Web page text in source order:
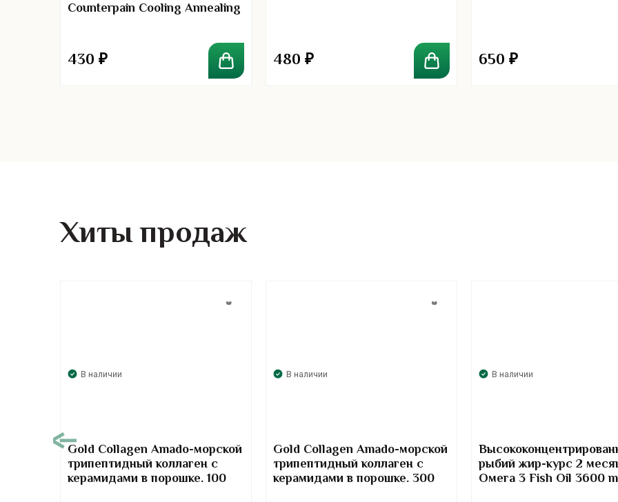
Counterpain Cooling Annealing
430 ₽ 480 ₽ 650 ₽
Хиты продаж
В наличии
Gold Collagen Amado-морской
трипептидный коллаген с
керамидами в порошке. 100
В наличии
Gold Collagen Amado-морской
трипептидный коллаген с
керамидами в порошке. 300
В наличии
рыбий жир-курс 2
Омега 3 Fish Oil 3600